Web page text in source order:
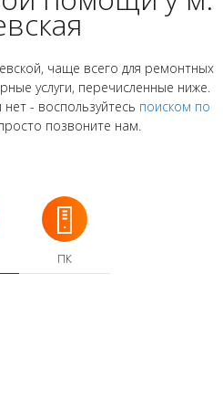
чаще всего для ремонтных
услуги, перечисленные ниже.
нет - воспользуйтесь поиском по
позвоните нам.
ПК